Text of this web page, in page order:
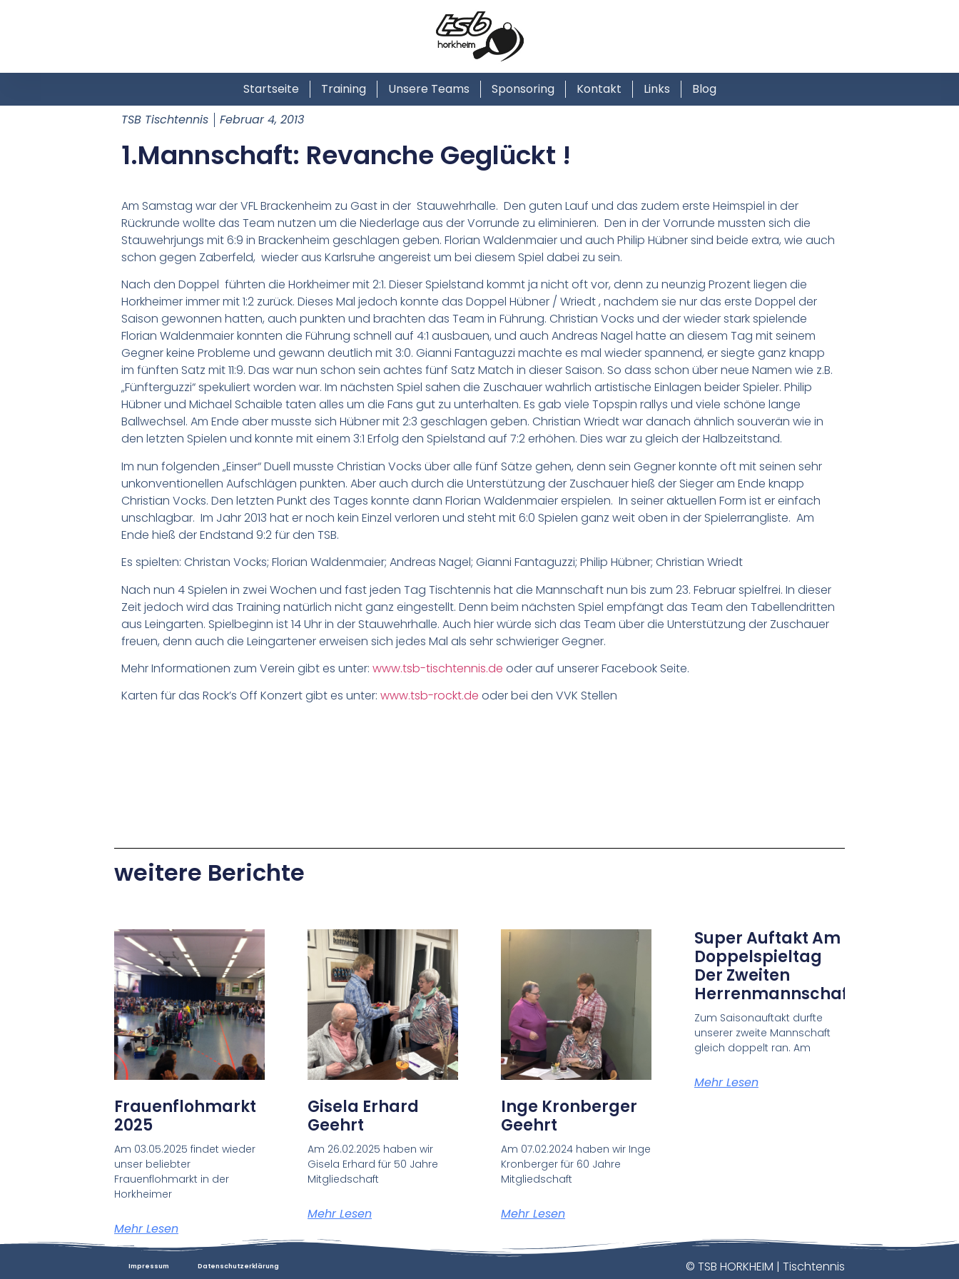
Startseite Training Unsere Teams Sponsoring Kontakt Links
Blog
TSB Tischtennis
Februar 4, 2013
1.Mannschaft: Revanche Geglückt !
Am Samstag war der VFL Brackenheim zu Gast in der Stauwehrhalle. Den guten Lauf und das zudem erste Heimspiel in der
Rückrunde wollte das Team nutzen um die Niederlage aus der Vorrunde zu eliminieren. Den in der Vorrunde mussten sich die
Stauwehrjungs mit 6:9 in Brackenheim geschlagen geben. Florian Waldenmaier und auch Philip Hübner sind beide extra, wie auch
schon gegen Zaberfeld, wieder aus Karlsruhe angereist um bei diesem Spiel dabei zu sein.
Nach den Doppel führten die Horkheimer mit 2:1. Dieser Spielstand kommt ja nicht oft vor, denn zu neunzig Prozent liegen die
Horkheimer immer mit 1:2 zurück. Dieses Mal jedoch konnte das Doppel Hübner / Wriedt , nachdem sie nur das erste Doppel der
Saison gewonnen hatten, auch punkten und brachten das Team in Führung. Christian Vocks und der wieder stark spielende
Florian Waldenmaier konnten die Führung schnell auf 4:1 ausbauen, und auch Andreas Nagel hatte an diesem Tag mit seinem
Gegner keine Probleme und gewann deutlich mit 3:0. Gianni Fantaguzzi machte es mal wieder spannend, er siegte ganz knapp
im fünften Satz mit 11:9. Das war nun schon sein achtes fünf Satz Match in dieser Saison. So dass schon über neue Namen wie z.B.
„Fünfterguzzi“ spekuliert worden war. Im nächsten Spiel sahen die Zuschauer wahrlich artistische Einlagen beider Spieler. Philip
Hübner und Michael Schaible taten alles um die Fans gut zu unterhalten. Es gab viele Topspin rallys und viele schöne lange
Ballwechsel. Am Ende aber musste sich Hübner mit 2:3 geschlagen geben. Christian Wriedt war danach ähnlich souverän wie in
den letzten Spielen und konnte mit einem 3:1 Erfolg den Spielstand auf 7:2 erhöhen. Dies war zu gleich der Halbzeitstand.
Im nun folgenden „Einser“ Duell musste Christian Vocks über alle fünf Sätze gehen, denn sein Gegner konnte oft mit seinen sehr
unkonventionellen Aufschlägen punkten. Aber auch durch die Unterstützung der Zuschauer hieß der Sieger am Ende knapp
Christian Vocks. Den letzten Punkt des Tages konnte dann Florian Waldenmaier erspielen. In seiner aktuellen Form ist er einfach
unschlagbar. Im Jahr 2013 hat er noch kein Einzel verloren und steht mit 6:0 Spielen ganz weit oben in der Spielerrangliste. Am
Ende hieß der Endstand 9:2 für den TSB.
Es spielten: Christan Vocks; Florian Waldenmaier; Andreas Nagel; Gianni Fantaguzzi; Philip Hübner; Christian Wriedt
Nach nun 4 Spielen in zwei Wochen und fast jeden Tag Tischtennis hat die Mannschaft nun bis zum 23. Februar spielfrei. In dieser
Zeit jedoch wird das Training natürlich nicht ganz eingestellt. Denn beim nächsten Spiel empfängt das Team den Tabellendritten
aus Leingarten. Spielbeginn ist 14 Uhr in der Stauwehrhalle. Auch hier würde sich das Team über die Unterstützung der Zuschauer
freuen, denn auch die Leingartener erweisen sich jedes Mal als sehr schwieriger Gegner.
Mehr Informationen zum Verein gibt es unter: www.tsb-tischtennis.de oder auf unserer Facebook Seite.
Karten für das Rock’s Off Konzert gibt es unter: www.tsb-rockt.de oder bei den VVK Stellen
weitere Berichte
Frauenflohmarkt
2025
Am 03.05.2025 findet wieder
unser beliebter
Frauenflohmarkt in der
Horkheimer
Mehr Lesen
Gisela Erhard
Geehrt
Am 26.02.2025 haben wir
Gisela Erhard für 50 Jahre
Mitgliedschaft
Mehr Lesen
Inge Kronberger
Geehrt
Am 07.02.2024 haben wir Inge
Kronberger für 60 Jahre
Mitgliedschaft
Mehr Lesen
Super Auftakt Am
Doppelspieltag
Der Zweiten
Herrenmannschaft!
Zum Saisonauftakt durfte
unserer zweite Mannschaft
gleich doppelt ran. Am
Mehr Lesen
Impressum Datenschutzerklärung © TSB HORKHEIM | Tischtennis